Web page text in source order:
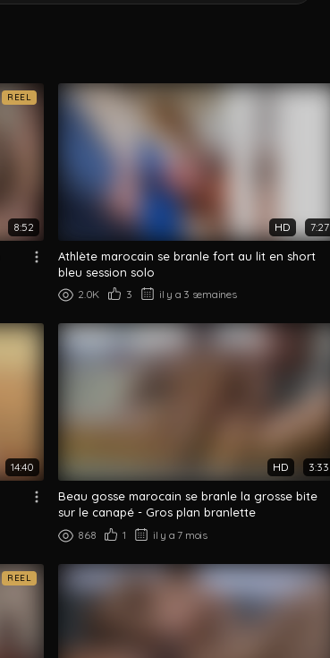
REEL
8:52 HD 7:27
Athlète marocain se branle fort au lit en short
bleu session solo
2.0K 3 il y a 3 semaines
14:40 HD 3:33
Beau gosse marocain se branle la grosse bite
sur le canapé - Gros plan branlette
868 1 il y a 7 mois
REEL